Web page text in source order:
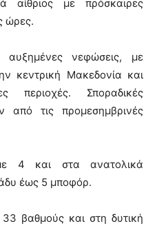
αίθριος με πρόσκαιρες
ώρες.
αυξημένες νεφώσεις, με
κεντρική Μακεδονία και
περιοχές. Σποραδικές
από τις προμεσημβρινές
4 και στα ανατολικά
έως 5 μποφόρ.
βαθμούς και στη δυτική